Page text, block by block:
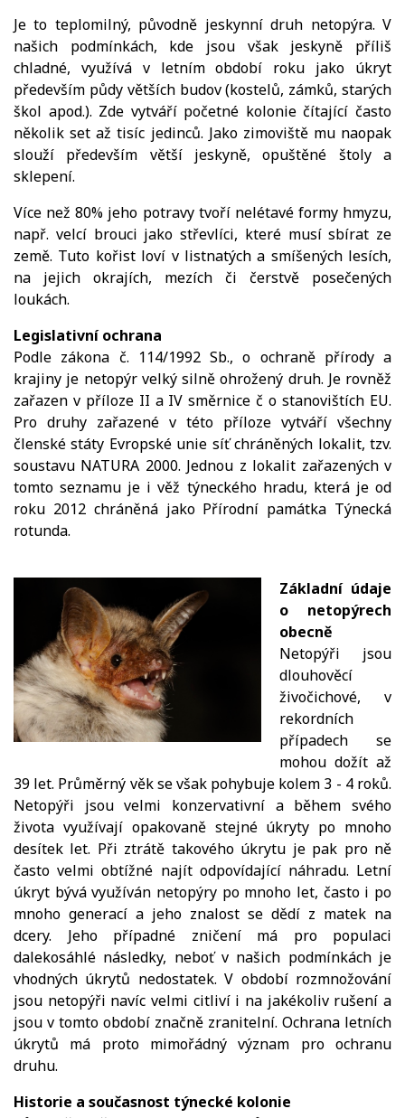
Je to teplomilný, původně jeskynní druh netopýra. V
našich podmínkách, kde jsou však jeskyně příliš
chladné, využívá v letním období roku jako úkryt
především půdy větších budov (kostelů, zámků, starých
škol apod.). Zde vytváří početné kolonie čítající často
několik set až tisíc jedinců. Jako zimoviště mu naopak
slouží především větší jeskyně, opuštěné štoly a
sklepení.
Více než 80% jeho potravy tvoří nelétavé formy hmyzu,
např. velcí brouci jako střevlíci, které musí sbírat ze
země. Tuto kořist loví v listnatých a smíšených lesích,
na jejich okrajích, mezích či čerstvě posečených
loukách.
Legislativní ochrana
Podle zákona č. 114/1992 Sb., o ochraně přírody a
krajiny je netopýr velký silně ohrožený druh. Je rovněž
zařazen v příloze II a IV směrnice č o stanovištích EU.
Pro druhy zařazené v této příloze vytváří všechny
členské státy Evropské unie síť chráněných lokalit, tzv.
soustavu NATURA 2000. Jednou z lokalit zařazených v
tomto seznamu je i věž týneckého hradu, která je od
roku 2012 chráněná jako Přírodní památka Týnecká
rotunda.
Základní údaje
o netopýrech
obecně
Netopýři jsou
dlouhověcí
živočichové, v
rekordních
případech se
mohou dožít až
39 let. Průměrný věk se však pohybuje kolem 3 - 4 roků.
Netopýři jsou velmi konzervativní a během svého
života využívají opakovaně stejné úkryty po mnoho
desítek let. Při ztrátě takového úkrytu je pak pro ně
často velmi obtížné najít odpovídající náhradu. Letní
úkryt bývá využíván netopýry po mnoho let, často i po
mnoho generací a jeho znalost se dědí z matek na
dcery. Jeho případné zničení má pro populaci
dalekosáhlé následky, neboť v našich podmínkách je
vhodných úkrytů nedostatek. V období rozmnožování
jsou netopýři navíc velmi citliví i na jakékoliv rušení a
jsou v tomto období značně zranitelní. Ochrana letních
úkrytů má proto mimořádný význam pro ochranu
druhu.
Historie a současnost týnecké kolonie